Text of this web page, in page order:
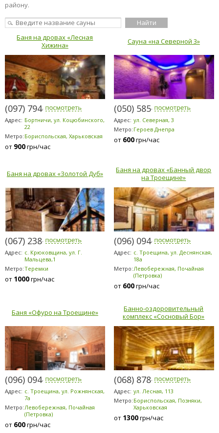
району.
Баня на дровах «Лесная
Хижина»
(097) 794-2303
Адрес: Бортничи, ул. Коцюбинского,
22
Метро: Бориспольская, Харьковская
от 900грн/час
Сауна «на Северной 3»
(050) 585-1371
Адрес: ул. Северная, 3
Метро: Героев Днепра
от 600грн/час
Баня на дровах «Золотой Дуб»
(067) 238-8080
Адрес: с. Крюковщина, ул. Г.
Мальцева,1
Метро:Теремки
от 1000грн/час
Баня на дровах «Банный двор
на Троещине»
(096) 094-5294
Адрес: с. Троещина, ул. Деснянская,
18а
Метро: Левобережная, Почайная
(Петровка)
от 600грн/час
Баня «Офуро на Троещине»
(096) 094-5294
Адрес: с. Троещина, ул. Рожнянская,
7а
Метро:Левобережная, Почайная
(Петровка)
от 600грн/час
Банно-оздоровительный
комплекс «Сосновый Бор»
(068) 878-5953
Адрес: ул. Лесная, 113
Метро: Бориспольская, Позняки,
Харьковская
от 1300грн/час